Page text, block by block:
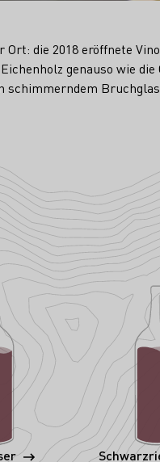
die 2018 eröffnete
genauso wie die